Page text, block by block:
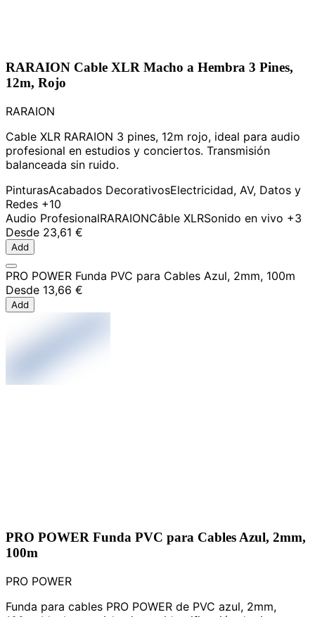
RARAION Cable XLR Macho a Hembra 3 Pines,
12m, Rojo
RARAION
Cable XLR RARAION 3 pines, 12m rojo, ideal para audio
profesional en estudios y conciertos. Transmisión
balanceada sin ruido.
PinturasAcabados DecorativosElectricidad, AV, Datos y
Redes +10
Audio ProfesionalRARAIONCâble XLRSonido en vivo +3
Desde 23,61 €
Add
PRO POWER Funda PVC para Cables Azul, 2mm, 100m
Desde 13,66 €
Add
PRO POWER Funda PVC para Cables Azul, 2mm,
100m
PRO POWER
Funda para cables PRO POWER de PVC azul, 2mm,